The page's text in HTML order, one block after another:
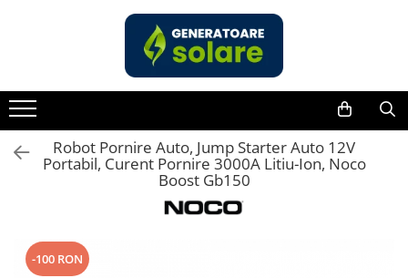
Acasa
Statii de Alimentare Portabile
Cauta dupa capacitate
Pana in 1000W
Peste 3000W
Cauta dupa marca
Robot Pornire Auto, Jump Starter Auto 12V
Portabil, Curent Pornire 3000A Litiu-Ion, Noco
Boost Gb150
-100 RON